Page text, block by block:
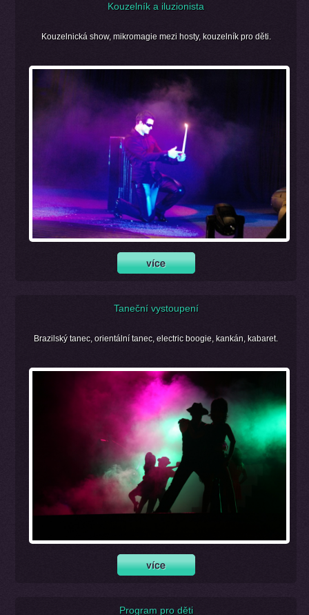
Kouzelník a iluzionista
Kouzelnická show, mikromagie mezi hosty, kouzelník pro děti.
Taneční vystoupení
Brazilský tanec, orientální tanec, electric boogie, kankán, kabaret.
Program pro děti